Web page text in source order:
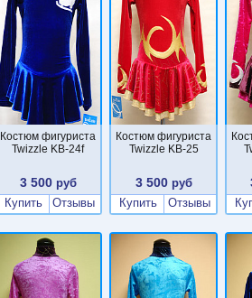
Костюм фигуриста
Twizzle KB-24f
3 500 руб
Купить
Отзывы
Костюм фигуриста
Twizzle KB-25
3 500руб
Купить
Отзывы